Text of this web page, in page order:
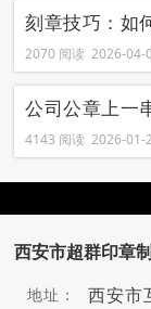
刻章技巧：如
2070 阅读 2026-04-
公司公章上一
4143 阅读 2026-01-
西安市超群印章
地址：
西安市